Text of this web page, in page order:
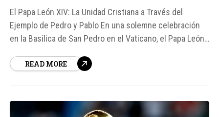
El Papa León XIV: La Unidad Cristiana a Través del
Ejemplo de Pedro y Pablo En una solemne celebración
en la Basílica de San Pedro en el Vaticano, el Papa León
Pedro y San Pablo en la búsqueda de la unidad de la
READ MORE